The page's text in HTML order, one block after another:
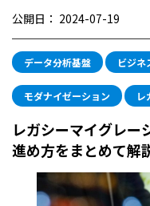
公開日： 2024-07-19
データ分析基盤 ビジネ
モダナイゼーション レ
レガシーマイグレー
進め方をまとめて解